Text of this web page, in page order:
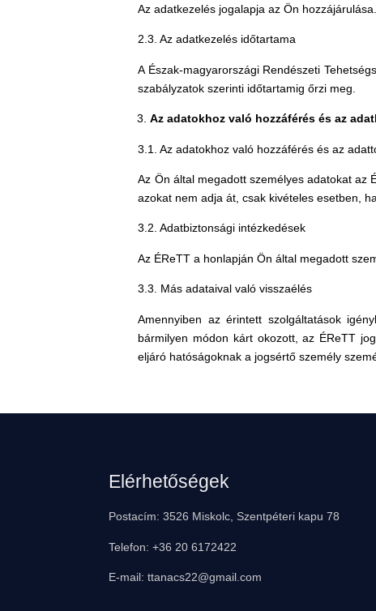
Az adatkezelés jogalapja az Ön hozzájárulása.
2.3. Az adatkezelés időtartama
A Észak-magyarországi Rendészeti
szabályzatok szerinti időtartamig őrzi meg.
Az adatokhoz való hozzáférés és az
3.1. Az adatokhoz való hozzáférés és az
Az Ön által megadott személyes adatokat az
azokat nem adja át, csak kivételes esetben,
3.2. Adatbiztonsági intézkedések
Az ÉReTT a honlapján Ön által megadott
3.3. Más adataival való visszaélés
Amennyiben az érintett szolgáltatások
bármilyen módon kárt okozott, az ÉReTT
eljáró hatóságoknak a jogsértő személy
Elérhetőségek
Postacím: 3526 Miskolc, Szentpéteri kapu 78
Telefon: +36 20 6172422
E-mail: ttanacs22@gmail.com